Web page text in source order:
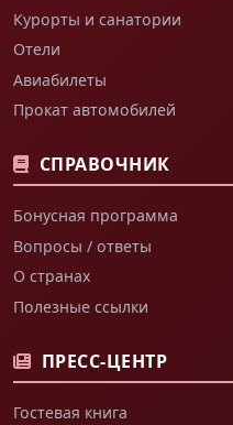
Курорты и санатории
Отели
Авиабилеты
Прокат автомобилей
СПРАВОЧНИК
Бонусная программа
Вопросы / ответы
О странах
Полезные ссылки
ПРЕСС-ЦЕНТР
Гостевая книга